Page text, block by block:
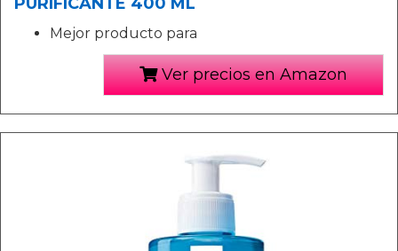
Mejor producto para
Ver precios en Amazon